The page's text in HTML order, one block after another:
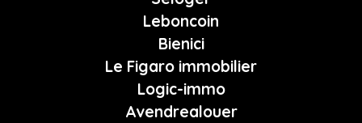
Leboncoin
Bienici
Le Figaro immobilier
Logic-immo
Avendrealouer